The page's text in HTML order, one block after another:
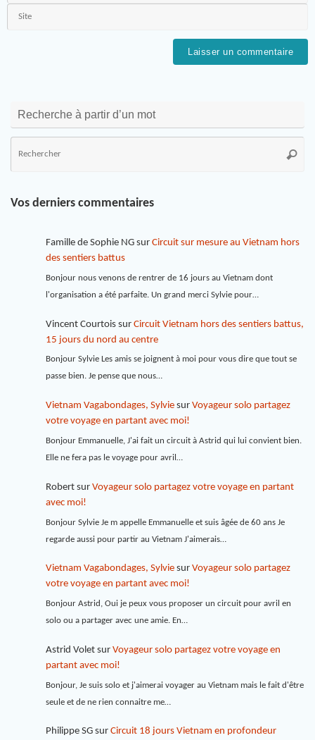
Recherche à partir d’un mot
Vos derniers commentaires
Famille de Sophie NGsur Circuit sur mesure au Vietnam hors
des sentiers battus
Bonjour nous venons de rentrer de 16 jours au Vietnam dont
l'organisation a été parfaite. Un grand merci Sylvie pour…
Vincent Courtoissur Circuit Vietnam hors des sentiers battus,
15 jours du nord au centre
Bonjour Sylvie Les amis se joignent à moi pour vous dire que tout se
passe bien. Je pense que nous…
Vietnam Vagabondages, Sylviesur Voyageur solo partagez
votre voyage en partant avec moi!
Bonjour Emmanuelle, J'ai fait un circuit à Astrid qui lui convient bien.
Elle ne fera pas le voyage pour avril…
Robertsur Voyageur solo partagez votre voyage en partant
avec moi!
Bonjour Sylvie Je m appelle Emmanuelle et suis âgée de 60 ans Je
regarde aussi pour partir au Vietnam J'aimerais…
Vietnam Vagabondages, Sylviesur Voyageur solo partagez
votre voyage en partant avec moi!
Bonjour Astrid, Oui je peux vous proposer un circuit pour avril en
solo ou a partager avec une amie. En…
Astrid Voletsur Voyageur solo partagez votre voyage en
partant avec moi!
Bonjour, Je suis solo et j'aimerai voyager au Vietnam mais le fait d'être
seule et de ne rien connaitre me…
Philippe SGsur Circuit 18 jours Vietnam en profondeur